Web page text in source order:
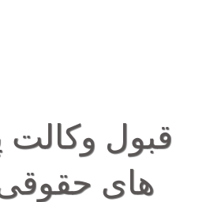
قبول وکالت
های